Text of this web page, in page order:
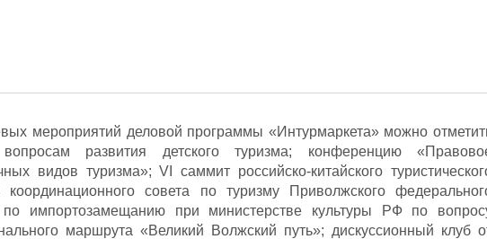
мероприятий деловой программы «Интурмаркета» можно
развития детского туризма; конференцию
видов туризма»; VI саммит российско-китайского
совета по туризму Приволжского
по импортозамещанию при министерстве культуры РФ по
маршрута «Великий Волжский путь»; дискуссионный клуб